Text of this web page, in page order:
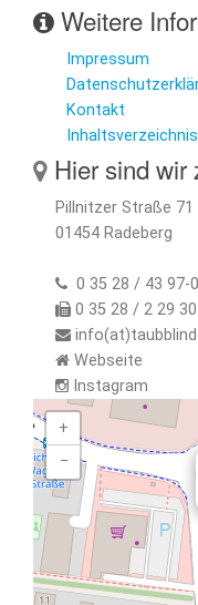
Weitere
Impressum
Kontakt
Inhaltsverzeichnis
Hier sind wir
Pillnitzer Straße 71
01454 Radeberg
0 35 28 / 43 97-0
0 35 28 / 2 29
Webseite
Instagram
+
−